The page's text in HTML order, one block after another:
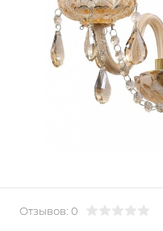
Отзывов: 0